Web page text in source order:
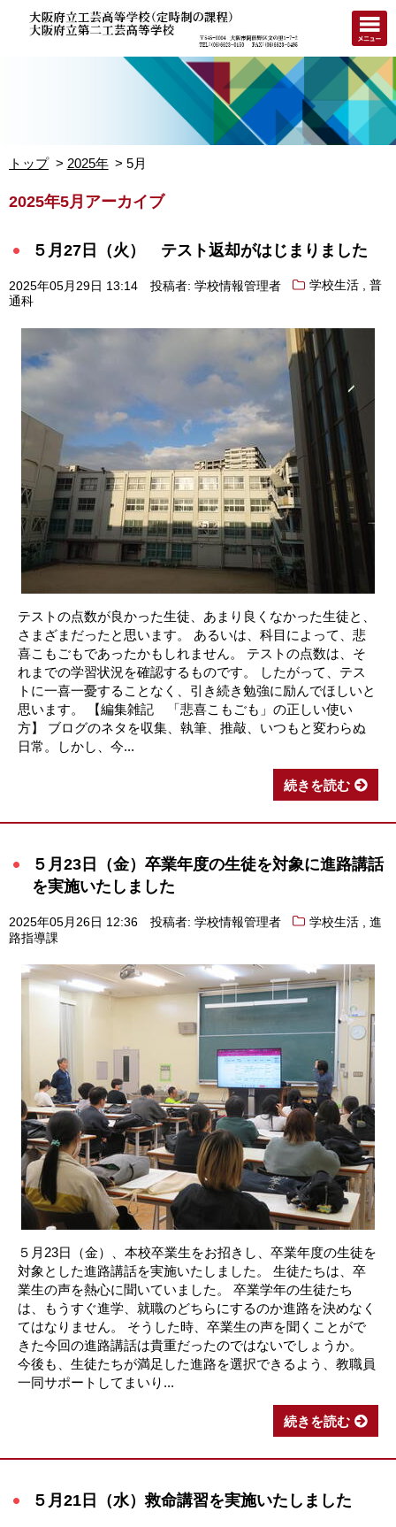
トップ 2025年 5月
2025年5月アーカイブ
５月27日（火） テスト返却がはじまりました
2025年05月29日 13:14 投稿者: 学校情報管理者 学校生活 ,普
通科
テストの点数が良かった生徒、あまり良くなかった生徒と、
さまざまだったと思います。 あるいは、科目によって、悲
喜こもごもであったかもしれません。 テストの点数は、そ
れまでの学習状況を確認するものです。 したがって、テス
トに一喜一憂することなく、引き続き勉強に励んでほしいと
思います。 【編集雑記 「悲喜こもごも」の正しい使い
方】 ブログのネタを収集、執筆、推敲、いつもと変わらぬ
日常。しかし、今...
続きを読む
５月23日（金）卒業年度の生徒を対象に進路講話
を実施いたしました
2025年05月26日 12:36 投稿者: 学校情報管理者 学校生活 ,進
路指導課
５月23日（金）、本校卒業生をお招きし、卒業年度の生徒を
対象とした進路講話を実施いたしました。 生徒たちは、卒
業生の声を熱心に聞いていました。 卒業学年の生徒たち
は、もうすぐ進学、就職のどちらにするのか進路を決めなく
てはなりません。 そうした時、卒業生の声を聞くことがで
きた今回の進路講話は貴重だったのではないでしょうか。
今後も、生徒たちが満足した進路を選択できるよう、教職員
一同サポートしてまいり...
続きを読む
５月21日（水）救命講習を実施いたしました